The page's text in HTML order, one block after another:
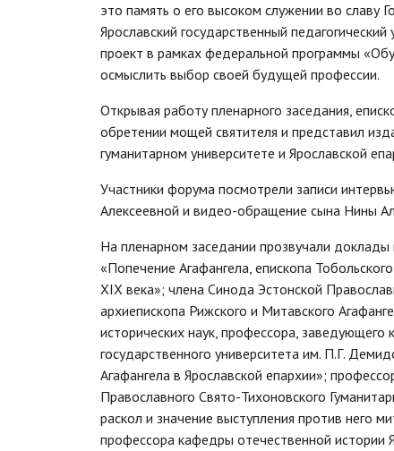
это память о его высоком служении во
Ярославский государственный
проект в рамках федеральной программы
осмыслить выбор своей будущей профессии.
Открывая работу пленарного заседания,
обретении мощей святителя и представил
гуманитарном университете и Ярославской
Участники форума посмотрели записи
Алексеевной и видео-обращение сына Нины
На пленарном заседании прозвучали
«Попечение Агафангела, епископа
XIX века»; члена Синода Эстонской
архиепископа Рижского и Митавского
исторических наук, профессора,
государственного университета им. П.Г.
Агафангела в Ярославской епархии»;
Православного Свято-Тихоновского
раскол и значение выступления против него
профессора кафедры отечественной истории